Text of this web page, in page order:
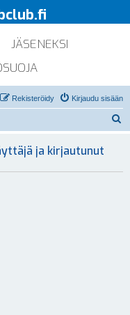
JÄSENEKSI
Kirjaudu sisään
Rekisteröidy
ja kirjautunut